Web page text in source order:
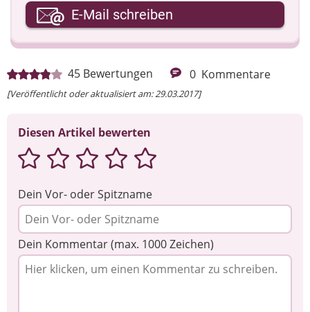
45 Bewertungen 0 Kommentare
[Veröffentlicht oder aktualisiert am: 29.03.2017]
Diesen Artikel bewerten
Dein Vor- oder Spitzname
Dein Kommentar (max. 1000 Zeichen)
Ihre E-Mail-Adresse
Ihre Nachricht
E-Mail schreiben